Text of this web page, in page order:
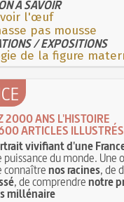
À SAVOIR
l'œuf
pas mousse
/ EXPOSITIONS
de la figure
2000 ANS L'HISTOIRE
ARTICLES ILLUSTRÉS
vivifiant d'une
du monde. Une
connaîtrenos racines, de
, de comprendrenotre
millénaire